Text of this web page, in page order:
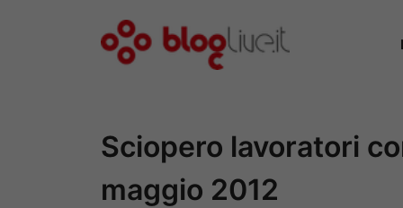
Sciopero lavoratori
maggio 2012